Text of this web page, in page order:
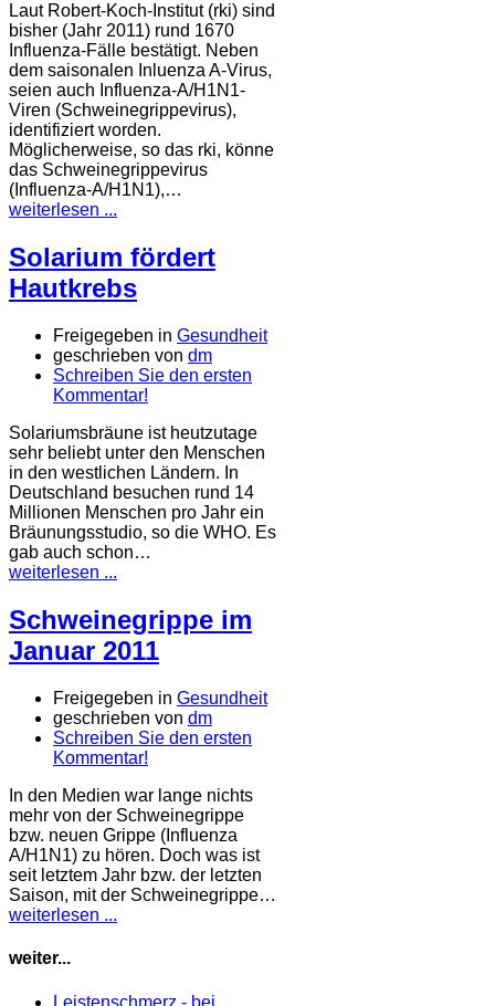
Laut Robert-Koch-Institut (rki) sind
bisher (Jahr 2011) rund 1670
Influenza-Fälle bestätigt. Neben
dem saisonalen Inluenza A-Virus,
seien auch Influenza-A/H1N1-
Viren (Schweinegrippevirus),
identifiziert worden.
Möglicherweise, so das rki, könne
das Schweinegrippevirus
(Influenza-A/H1N1),…
weiterlesen ...
Solarium fördert
Hautkrebs
Freigegeben in Gesundheit
geschrieben von dm
Schreiben Sie den ersten
Kommentar!
Solariumsbräune ist heutzutage
sehr beliebt unter den Menschen
in den westlichen Ländern. In
Deutschland besuchen rund 14
Millionen Menschen pro Jahr ein
Bräunungsstudio, so die WHO. Es
gab auch schon…
weiterlesen ...
Schweinegrippe im
Januar 2011
Freigegeben in Gesundheit
geschrieben von dm
Schreiben Sie den ersten
Kommentar!
In den Medien war lange nichts
mehr von der Schweinegrippe
bzw. neuen Grippe (Influenza
A/H1N1) zu hören. Doch was ist
seit letztem Jahr bzw. der letzten
Saison, mit der Schweinegrippe…
weiterlesen ...
weiter...
Leistenschmerz - bei